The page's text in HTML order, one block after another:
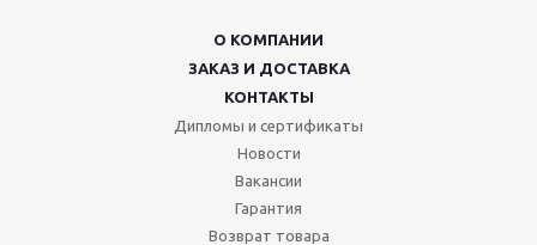
О КОМПАНИИ
ЗАКАЗ И ДОСТАВКА
КОНТАКТЫ
Дипломы и сертификаты
Новости
Вакансии
Гарантия
Возврат товара